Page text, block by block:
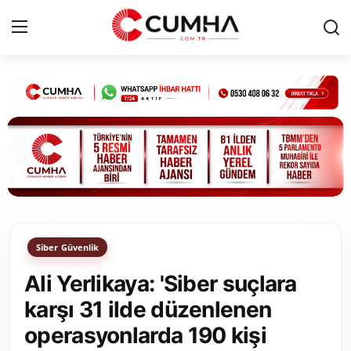
Kurumsal
Cumhurbaşkanlığı
Bakanlıklar
Siyasi Partiler
Yerel Yönetimler
Mülki İdare
Siber Güvenlik
Ali Yerlikaya: 'Siber suçlara
karşı 31 ilde düzenlenen
operasyonlarda 190 kişi